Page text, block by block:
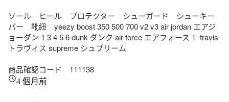
ソール　ヒール　プロテクター　シューガード　シューキー
パー　靴紐　yeezy boost 350 500 700 v2 v3 air jordan エアジ
ョーダン 1 3 4 5 6 dunk ダンク air force エアフォース 1  travis
トラヴィス supreme シュプリーム
商品確認コード　111138
4 個月前